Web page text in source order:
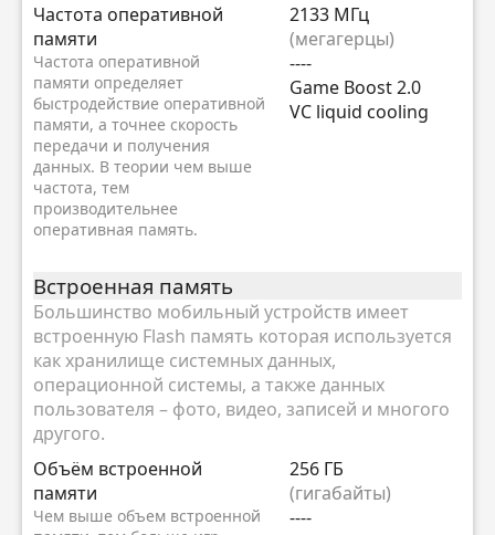
Частота оперативной
памяти
Частота оперативной
памяти определяет
быстродействие оперативной
памяти, а точнее скорость
передачи и получения
данных. В теории чем выше
частота, тем
производительнее
оперативная память.
2133 МГц
(мегагерцы)
----
Game Boost 2.0
VC liquid cooling
Встроенная память
Большинство мобильный устройств имеет
встроенную Flash память которая используется
как хранилище системных данных,
операционной системы, а также данных
пользователя – фото, видео, записей и многого
другого.
Объём встроенной
памяти
Чем выше объем встроенной
256 ГБ
(гигабайты)
----